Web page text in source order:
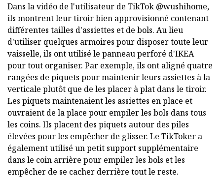
Dans la vidéo de l'utilisateur de TikTok @wushihome,
ils montrent leur tiroir bien approvisionné contenant
différentes tailles d'assiettes et de bols. Au lieu
d'utiliser quelques armoires pour disposer toute leur
vaisselle, ils ont utilisé le panneau perforé d'IKEA
pour tout organiser. Par exemple, ils ont aligné quatre
rangées de piquets pour maintenir leurs assiettes à la
verticale plutôt que de les placer à plat dans le tiroir.
Les piquets maintenaient les assiettes en place et
ouvraient de la place pour empiler les bols dans tous
les coins. Ils placent des piquets autour des piles
élevées pour les empêcher de glisser. Le TikToker a
également utilisé un petit support supplémentaire
dans le coin arrière pour empiler les bols et les
empêcher de se cacher derrière tout le reste.